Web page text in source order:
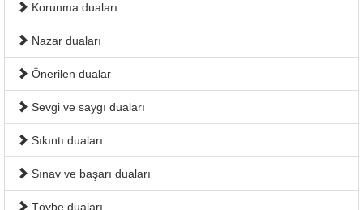
Korunma duaları
Nazar duaları
Önerilen dualar
Sevgi ve saygı duaları
Sıkıntı duaları
Sınav ve başarı duaları
Tövbe duaları